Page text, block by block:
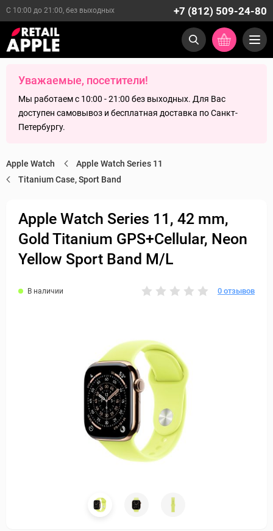
С 10:00 до 21:00, без выходных +7 (812) 509-24-80
Уважаемые, посетители!
Мы работаем с 10:00 - 21:00 без выходных. Для Вас
доступен самовывоз и бесплатная доставка по Санкт-
Петербургу.
Apple Watch
Apple Watch Series 11
Titanium Case, Sport Band
Apple Watch Series 11, 42 mm,
Gold Titanium GPS+Cellular, Neon
Yellow Sport Band M/L
В наличии 0 отзывов